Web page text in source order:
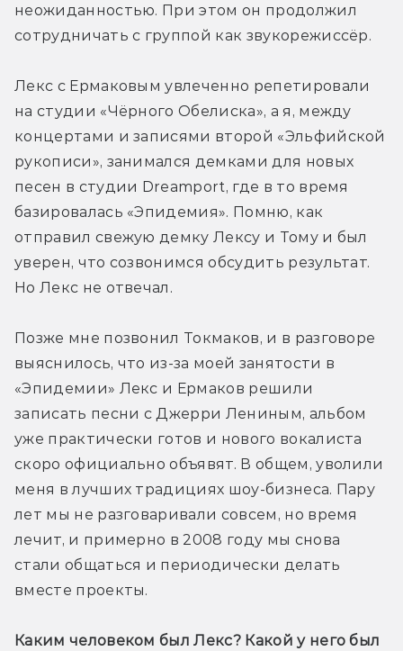
неожиданностью. При этом он продолжил
сотрудничать с группой как звукорежиссёр.
Лекс с Ермаковым увлеченно репетировали
на студии «Чёрного Обелиска», а я, между
концертами и записями второй «Эльфийской
рукописи», занимался демками для новых
песен в студии Dreamport, где в то время
базировалась «Эпидемия». Помню, как
отправил свежую демку Лексу и Тому и был
уверен, что созвонимся обсудить результат.
Но Лекс не отвечал.
Позже мне позвонил Токмаков, и в разговоре
выяснилось, что из-за моей занятости в
«Эпидемии» Лекс и Ермаков решили
записать песни с Джерри Лениным, альбом
уже практически готов и нового вокалиста
скоро официально объявят. В общем, уволили
меня в лучших традициях шоу-бизнеса. Пару
лет мы не разговаривали совсем, но время
лечит, и примерно в 2008 году мы снова
стали общаться и периодически делать
вместе проекты.
Каким человеком был Лекс? Какой у него был